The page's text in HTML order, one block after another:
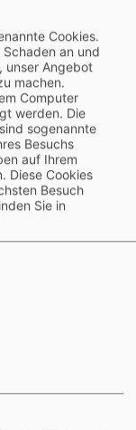
Bereichen Life
Laborjournals
und Autoren sowie
Cookies.
an und
unser Angebot
machen.
Computer
werden. Die
sogenannte
Besuchs
auf Ihrem
Diese Cookies
Besuch
Sie in